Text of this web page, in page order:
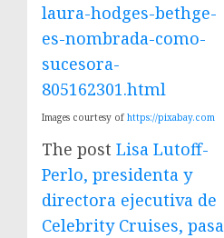
laura-hodges-bethge-
es-nombrada-como-
sucesora-
805162301.html
Images courtesy of https://pixabay.com
The post Lisa Lutoff-
Perlo, presidenta y
directora ejecutiva de
Celebrity Cruises, pasa